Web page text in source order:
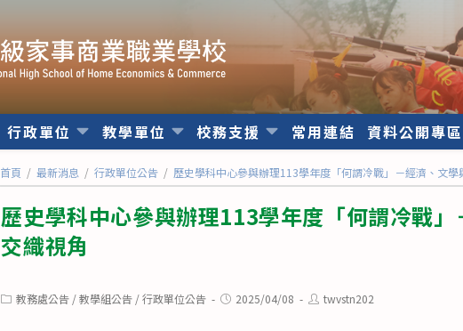
行政單位 教學單位 校務支援 常用連結 資料公開專區
首頁 / 最新消息 / 行政單位公告 / 歷史學科中心參與辦理113學年度「何謂冷戰」－經濟、文學
歷史學科中心參與辦理113學年度「何謂冷戰
交織視角
Post教務處公告 / 教學組公告 / 行政單位公告
Post2025/04/08
Posttwvstn202